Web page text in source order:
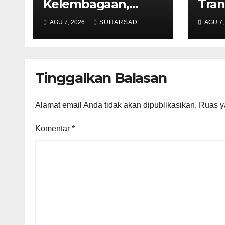
Kelembagaan,
RSBP Batam dan
BPOM Pastikan
Pelayanan dan
AGU 7, 2026 SUHARSAD AGU
Tinggalkan Balasan
Alamat email Anda tidak akan dipublikasikan. Ruas
Komentar *